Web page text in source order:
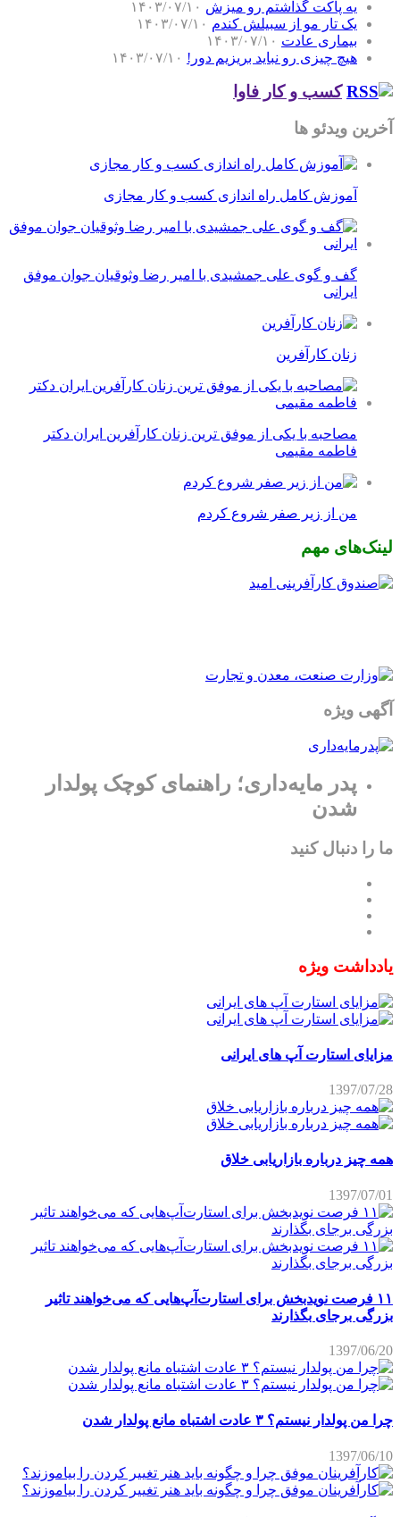
یه پاکت گذاشتم رو میزش ۱۴۰۳/۰۷/۱۰
یک تار مو از سبیلش کندم ۱۴۰۳/۰۷/۱۰
بیماری عادت ۱۴۰۳/۰۷/۱۰
هیچ چیزی رو نباید بریزیم دور! ۱۴۰۳/۰۷/۱۰
کسب و کار فاوا
آخرین ویدئو ها
آموزش کامل راه اندازی کسب و کار مجازی
گف و گوی علی جمشیدی با امیر رضا وثوقیان جوان موفق
ایرانی
زنان کارآفرین
مصاحبه با یکی از موفق ترین زنان کارآفرین ایران دکتر
فاطمه مقیمی
من از زیر صفر شروع کردم
لینک‌های مهم
آگهی ویژه
پدر مایه‌داری؛ راهنمای کوچک پولدار
شدن
ما را دنبال کنید
یادداشت ویژه
مزایای استارت آپ های ایرانی
1397/07/28
همه چیز درباره بازاریابی خلاق
1397/07/01
۱۱ فرصت نویدبخش برای استارت‌آپ‌هایی که می‌خواهند تاثیر
بزرگی برجای بگذارند
1397/06/20
چرا من پولدار نیستم؟ ۳ عادت اشتباه مانع پولدار شدن
1397/06/10